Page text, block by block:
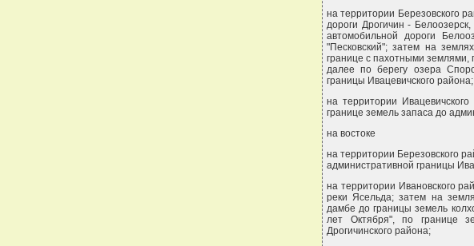
на территории Березовского
дороги Дрогичин -
автомобильной дороги
"Песковский"; затем на
границе с пахотными землями,
далее по берегу озера
границы Ивацевичского района;
на территории
границе земель запаса до
на востоке
на территории Березовского
административной границы
на территории Ивановского
реки Ясельда; затем на
дамбе до границы земель
лет Октября", по границе
Дрогичинского района;